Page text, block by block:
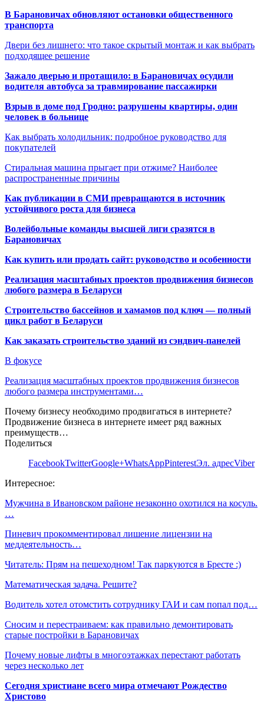
В Барановичах обновляют остановки общественного
транспорта
Двери без лишнего: что такое скрытый монтаж и как выбрать
подходящее решение
Зажало дверью и протащило: в Барановичах осудили
водителя автобуса за травмирование пассажирки
Взрыв в доме под Гродно: разрушены квартиры, один
человек в больнице
Как выбрать холодильник: подробное руководство для
покупателей
Стиральная машина прыгает при отжиме? Наиболее
распространенные причины
Как публикации в СМИ превращаются в источник
устойчивого роста для бизнеса
Волейбольные команды высшей лиги сразятся в
Барановичах
Как купить или продать сайт: руководство и особенности
Реализация масштабных проектов продвижения бизнесов
любого размера в Беларуси
Строительство бассейнов и хамамов под ключ — полный
цикл работ в Беларуси
Как заказать строительство зданий из сэндвич-панелей
В фокусе
Реализация масштабных проектов продвижения бизнесов
любого размера инструментами…
Почему бизнесу необходимо продвигаться в интернете?
Продвижение бизнеса в интернете имеет ряд важных
преимуществ…
Поделиться
FacebookTwitterGoogle+WhatsAppPinterestЭл. адресViber
Интересное:
Мужчина в Ивановском районе незаконно охотился на косуль.
…
Пиневич прокомментировал лишение лицензии на
меддеятельность…
Читатель: Прям на пешеходном! Так паркуются в Бресте :)
Математическая задача. Решите?
Водитель хотел отомстить сотруднику ГАИ и сам попал под…
Сносим и перестраиваем: как правильно демонтировать
старые постройки в Барановичах
Почему новые лифты в многоэтажках перестают работать
через несколько лет
Сегодня христиане всего мира отмечают Рождество
Христово